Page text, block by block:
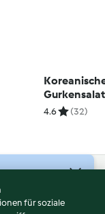
Gurkensalat
4.6 (32)
für soziale